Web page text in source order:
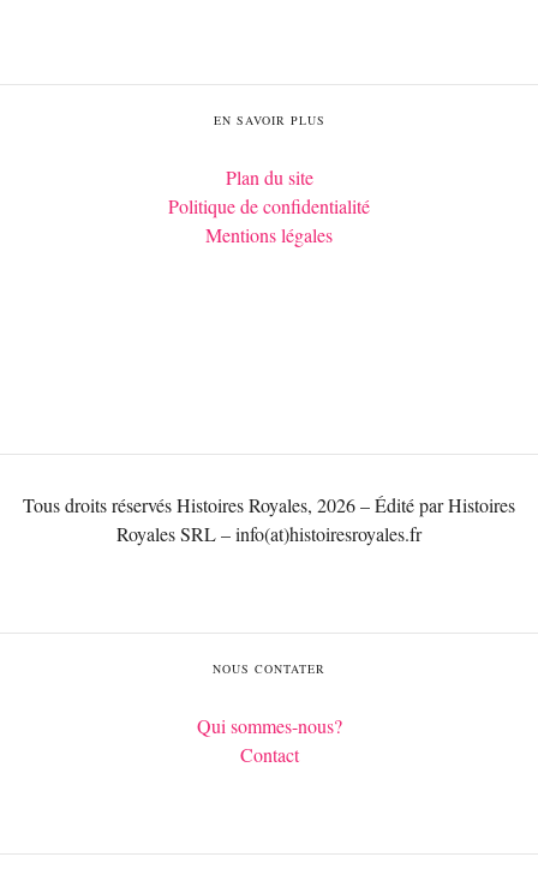
EN SAVOIR PLUS
Plan du site
Politique de confidentialité
Mentions légales
Tous droits réservés Histoires Royales, 2026 – Édité par Histoires
Royales SRL – info(at)histoiresroyales.fr
NOUS CONTATER
Qui sommes-nous?
Contact